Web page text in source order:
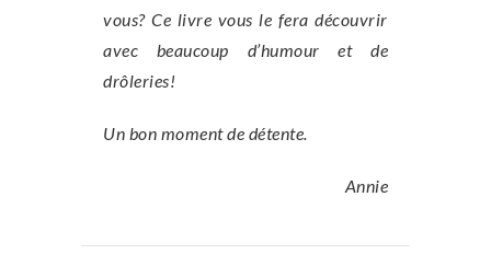
vous? Ce livre vous le fera découvrir
avec beaucoup d’humour et de
drôleries!
Un bon moment de détente.
Annie